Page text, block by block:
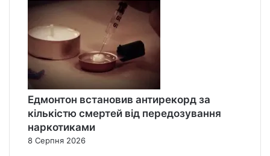
Едмонтон встановив антирекорд за
кількістю смертей від передозування
наркотиками
8 Серпня 2026